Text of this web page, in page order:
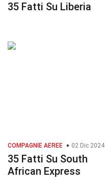
35 Fatti Su Liberia
COMPAGNIE AEREE 02 Dic 2024
35 Fatti Su South
African Express